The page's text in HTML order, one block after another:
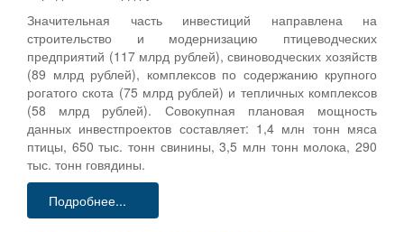
Значительная часть инвестиций направлена на
строительство и модернизацию птицеводческих
предприятий (117 млрд рублей), свиноводческих хозяйств
(89 млрд рублей), комплексов по содержанию крупного
рогатого скота (75 млрд рублей) и тепличных комплексов
(58 млрд рублей). Совокупная плановая мощность
данных инвестпроектов составляет: 1,4 млн тонн мяса
птицы, 650 тыс. тонн свинины, 3,5 млн тонн молока, 290
тыс. тонн говядины.
Подробнее...